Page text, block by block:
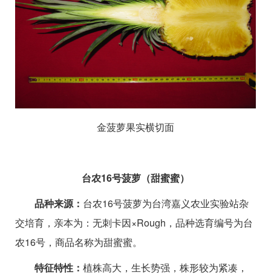
金菠萝果实横切面
台农16号菠萝（甜蜜蜜）
品种来源： 台农16号菠萝为台湾嘉义农业实验站杂
交培育，亲本为：无刺卡因×Rough，品种选育编号为台
农16号，商品名称为甜蜜蜜。
特征特性： 植株高大，生长势强，株形较为紧凑，